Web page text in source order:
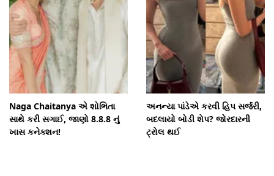
Naga Chaitanya એ શોભિતા
સાથે કરી સગાઈ, જાણો 8.8.8 નું
ખાસ કનેક્શન!
અનન્યા પાંડેએ કરવી હિપ સર્જરી,
બદલાયો બોડી શેપ? જોરદારની
ટ્રોલ થઈ